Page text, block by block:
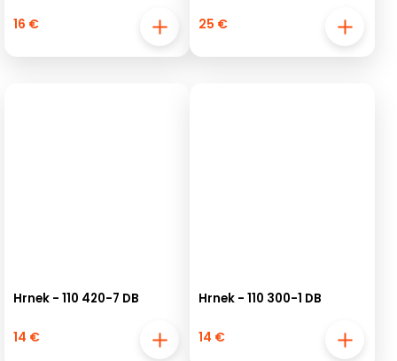
16 € 25 €
Hrnek - 110 420-7 DB
14 €
Hrnek - 110 300-1 DB
14 €